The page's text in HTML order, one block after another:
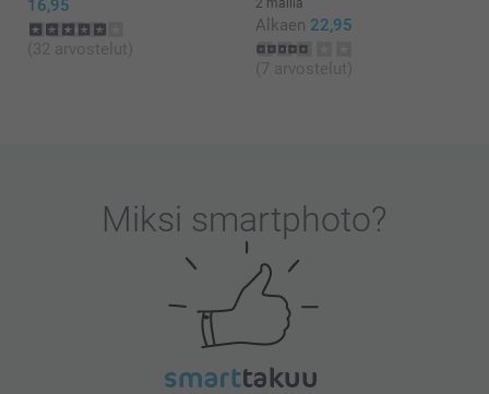
16,95
(32 arvostelut)
2 mallia
Alkaen 22,95
(7 arvostelut)
Miksi smartphoto?